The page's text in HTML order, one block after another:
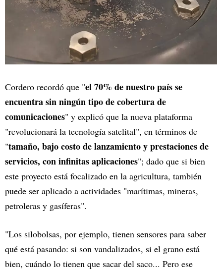
Cordero recordó que "el 70% de nuestro país se
encuentra sin ningún tipo de cobertura de
comunicaciones" y explicó que la nueva plataforma
"revolucionará la tecnología satelital", en términos de
"tamaño, bajo costo de lanzamiento y prestaciones de
servicios, con infinitas aplicaciones"; dado que si bien
este proyecto está focalizado en la agricultura, también
puede ser aplicado a actividades "marítimas, mineras,
petroleras y gasíferas".
"Los silobolsas, por ejemplo, tienen sensores para saber
qué está pasando: si son vandalizados, si el grano está
bien, cuándo lo tienen que sacar del saco... Pero ese